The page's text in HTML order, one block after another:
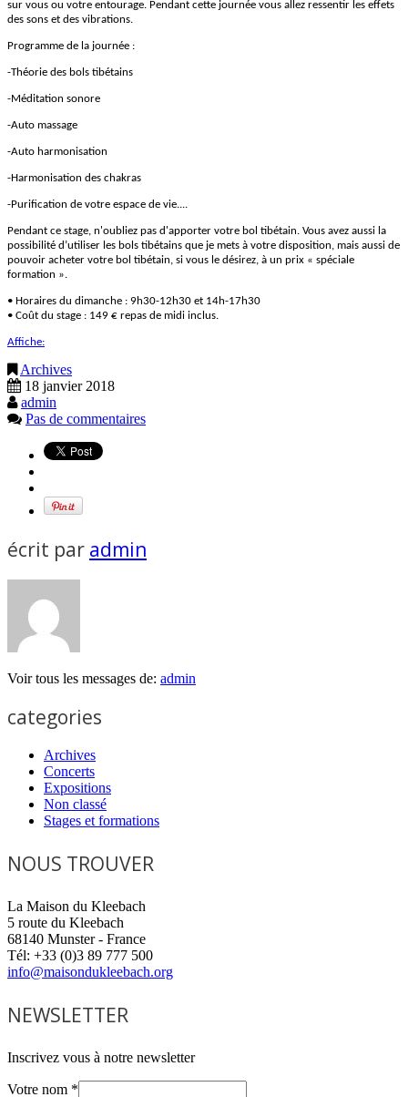
sur vous ou votre entourage. Pendant cette journée vous allez ressentir les effets
des sons et des vibrations.
Programme de la journée :
-Théorie des bols tibétains
-Méditation sonore
-Auto massage
-Auto harmonisation
-Harmonisation des chakras
-Purification de votre espace de vie....
Pendant ce stage, n'oubliez pas d'apporter votre bol tibétain. Vous avez aussi la
possibilité d’utiliser les bols tibétains que je mets à votre disposition, mais aussi de
pouvoir acheter votre bol tibétain, si vous le désirez, à un prix « spéciale
formation ».
• Horaires du dimanche : 9h30-12h30 et 14h-17h30
• Coût du stage : 149 € repas de midi inclus.
Affiche:
Archives
18 janvier 2018
admin
Pas de commentaires
écrit par admin
Voir tous les messages de: admin
categories
Archives
Concerts
Expositions
Non classé
Stages et formations
NOUS TROUVER
La Maison du Kleebach
5 route du Kleebach
68140 Munster - France
Tél: +33 (0)3 89 777 500
info@maisondukleebach.org
NEWSLETTER
Inscrivez vous à notre newsletter
Votre nom *